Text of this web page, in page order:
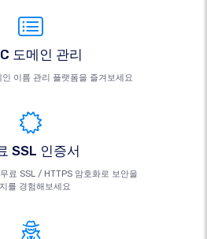
도메인 관리
이름 관리 플랫폼을 즐겨보세요
SSL 인증서
료 SSL / HTTPS 암호화로 보안을
를 경험해보세요